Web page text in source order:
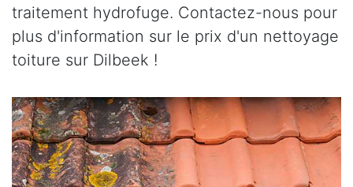
traitement hydrofuge. Contactez-nous pour
plus d'information sur le prix d'un nettoyage
toiture sur Dilbeek !